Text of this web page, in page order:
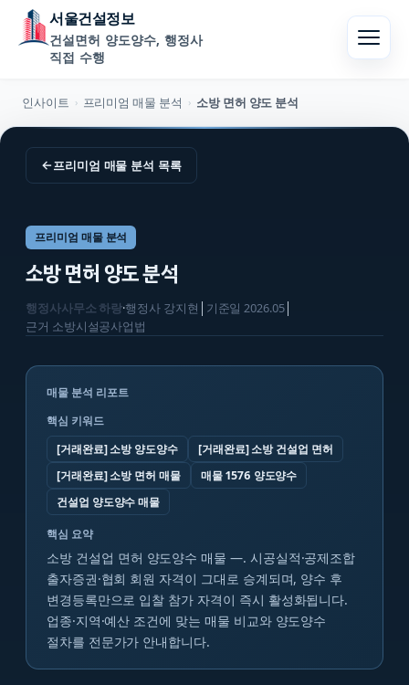
서울건설정보
건설면허 양도양수, 행정사
직접 수행
인사이트 › 프리미엄 매물 분석 › 소방 면허 양도 분석
←프리미엄 매물 분석 목록
프리미엄 매물 분석
소방 면허 양도 분석
행정사사무소 하랑·행정사 강지현 기준일2026.05│
근거 소방시설공사업법
매물 분석 리포트
핵심 키워드
[거래완료] 소방 양도양수
[거래완료] 소방 건설업 면허
[거래완료] 소방 면허 매물
매물 1576 양도양수
건설업 양도양수 매물
핵심 요약
소방 건설업 면허 양도양수 매물 —. 시공실적·공제조합
출자증권·협회 회원 자격이 그대로 승계되며, 양수 후
변경등록만으로 입찰 참가 자격이 즉시 활성화됩니다.
업종·지역·예산 조건에 맞는 매물 비교와 양도양수
절차를 전문가가 안내합니다.